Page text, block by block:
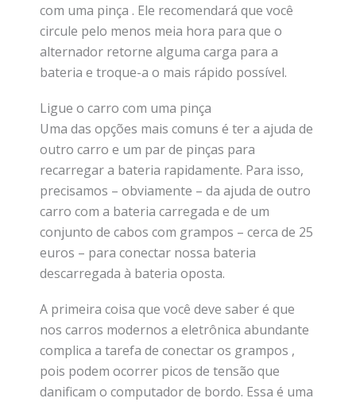
com uma pinça . Ele recomendará que você
circule pelo menos meia hora para que o
alternador retorne alguma carga para a
bateria e troque-a o mais rápido possível.
Ligue o carro com uma pinça
Uma das opções mais comuns é ter a ajuda de
outro carro e um par de pinças para
recarregar a bateria rapidamente. Para isso,
precisamos – obviamente – da ajuda de outro
carro com a bateria carregada e de um
conjunto de cabos com grampos – cerca de 25
euros – para conectar nossa bateria
descarregada à bateria oposta.
A primeira coisa que você deve saber é que
nos carros modernos a eletrônica abundante
complica a tarefa de conectar os grampos ,
pois podem ocorrer picos de tensão que
danificam o computador de bordo. Essa é uma